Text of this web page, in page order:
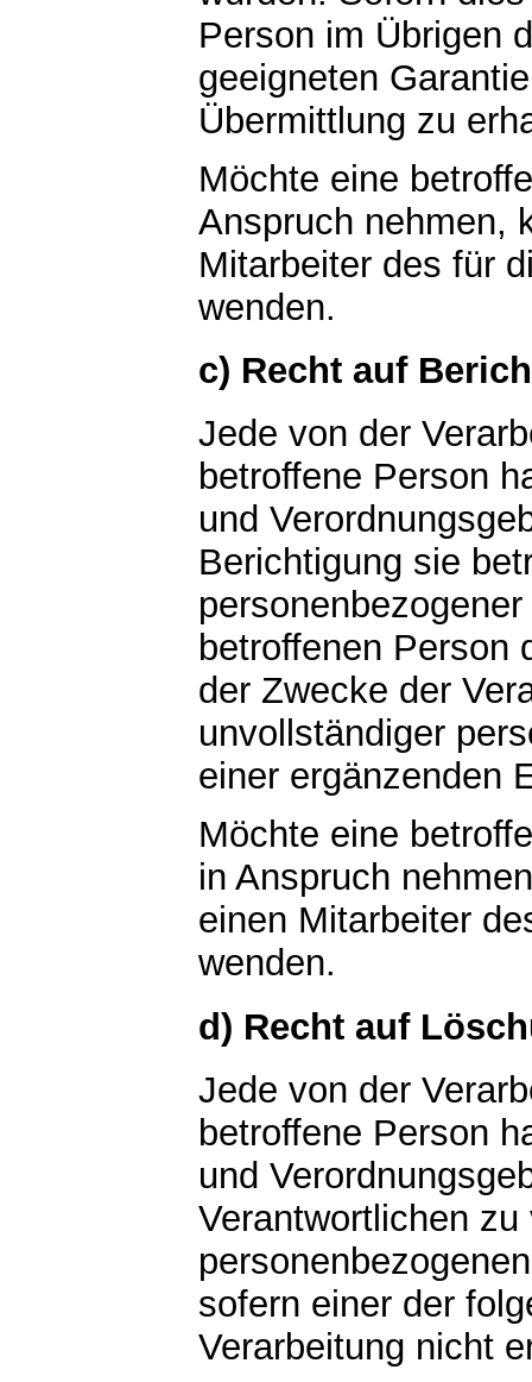
Person im Übrigen
geeigneten
Übermittlung zu
Möchte eine
Anspruch nehmen,
Mitarbeiter des für
wenden.
c) Recht auf
Jede von der
betroffene Person
und
Berichtigung sie
betroffenen Person
der Zwecke der
unvollständiger
einer ergänzenden
Möchte eine
in Anspruch
einen Mitarbeiter
wenden.
d) Recht auf
Jede von der
betroffene Person
und
Verantwortlichen
sofern einer der
Verarbeitung nicht